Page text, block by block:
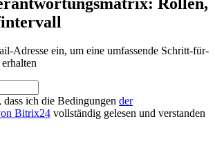
Adresse ein, um eine umfassende Schritt-für-
ich die Bedingungen der
Bitrix24 vollständig gelesen und verstanden